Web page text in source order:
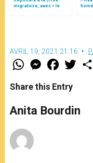
migratoire, avec « le
AVRIL 19, 2021 21:16
W
t
s
p
p
M
e
s
e
g
e
F
a
e
b
o
k
w
r
Share this Entry
Anita Bourdin